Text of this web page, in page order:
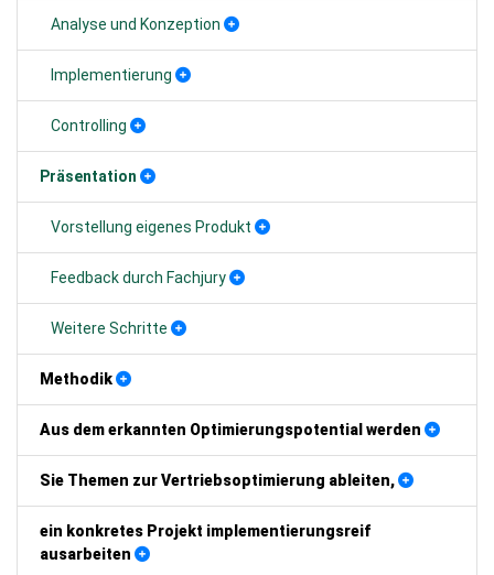
Analyse und Konzeption
Implementierung
Controlling
Präsentation
Vorstellung eigenes Produkt
Feedback durch Fachjury
Weitere Schritte
Methodik
Aus dem erkannten Optimierungspotential werden
Sie Themen zur Vertriebsoptimierung ableiten,
ein konkretes Projekt implementierungsreif
ausarbeiten